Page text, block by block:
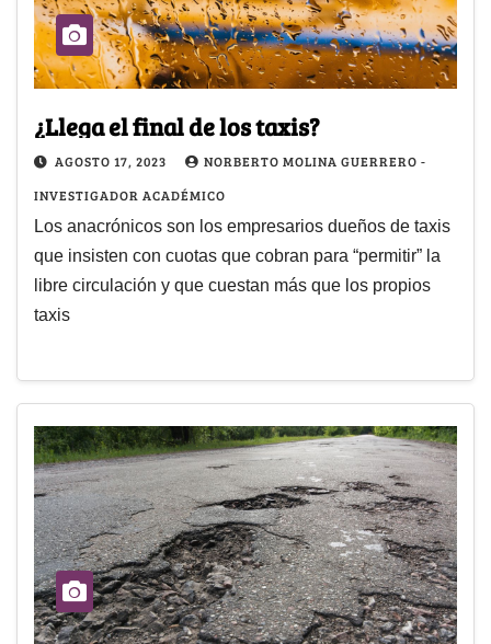
¿Llega el final de los taxis?
AGOSTO 17, 2023
NORBERTO MOLINA GUERRERO -
INVESTIGADOR ACADÉMICO
Los anacrónicos son los empresarios dueños de taxis
que insisten con cuotas que cobran para “permitir” la
libre circulación y que cuestan más que los propios
taxis